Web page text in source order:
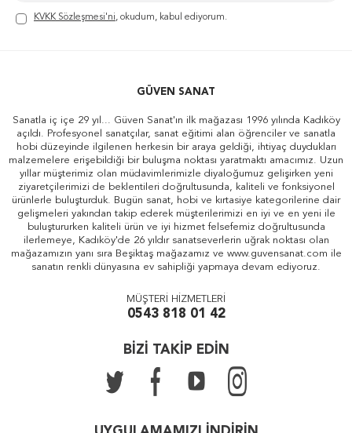
KVKK Sözleşmesi'ni, okudum, kabul ediyorum.
GÜVEN SANAT
Sanatla iç içe 29 yıl... Güven Sanat'ın ilk mağazası 1996 yılında Kadıköy
açıldı. Profesyonel sanatçılar, sanat eğitimi alan öğrenciler ve sanatla
hobi düzeyinde ilgilenen herkesin bir araya geldiği, ihtiyaç duydukları
malzemelere erişebildiği bir buluşma noktası yaratmaktı amacımız. Uzun
yıllar müşterimiz olan müdavimlerimizle diyaloğumuz gelişirken yeni
ziyaretçilerimizi de beklentileri doğrultusunda, kaliteli ve fonksiyonel
ürünlerle buluşturduk. Bugün sanat, hobi ve kırtasiye kategorilerine dair
gelişmeleri yakından takip ederek müşterilerimizi en iyi ve en yeni ile
buluştururken kaliteli ürün ve iyi hizmet felsefemiz doğrultusunda
ilerlemeye, Kadıköy'de 26 yıldır sanatseverlerin uğrak noktası olan
mağazamızın yanı sıra Beşiktaş mağazamız ve www.guvensanat.com ile
sanatın renkli dünyasına ev sahipliği yapmaya devam ediyoruz.
MÜŞTERİ HİZMETLERİ
0543 818 01 42
BİZİ TAKİP EDİN